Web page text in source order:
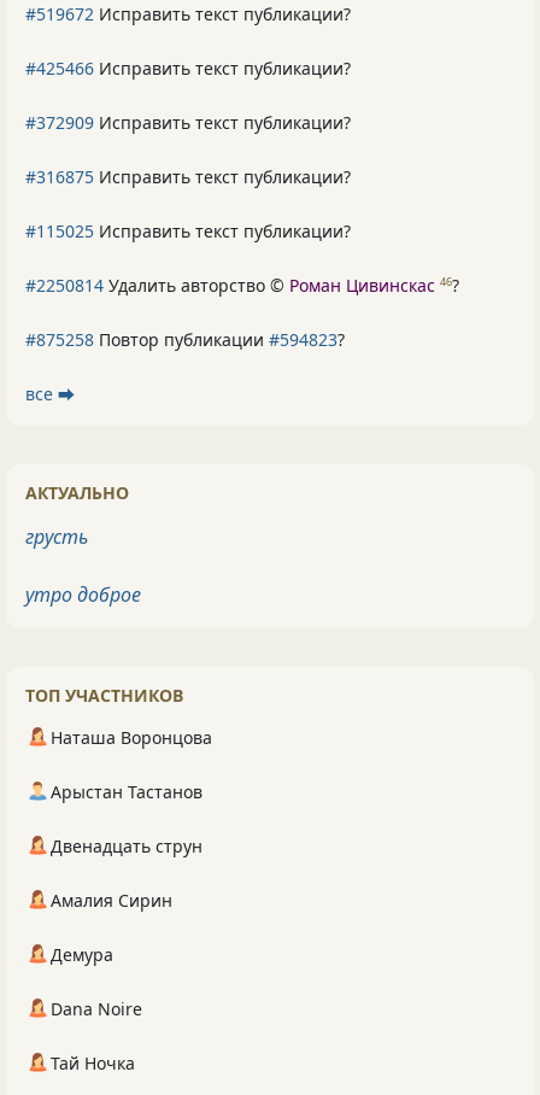
#519672 Исправить текст публикации?
#425466 Исправить текст публикации?
#372909 Исправить текст публикации?
#316875 Исправить текст публикации?
#115025 Исправить текст публикации?
#2250814 Удалить авторство © Роман Цивинскас 46?
#875258 Повтор публикации #594823?
все ⮕
АКТУАЛЬНО
грусть
утро доброе
ТОП УЧАСТНИКОВ
Наташа Воронцова
Арыстан Тастанов
Двенадцать струн
Амалия Сирин
Демура
Dana Noire
Тай Ночка